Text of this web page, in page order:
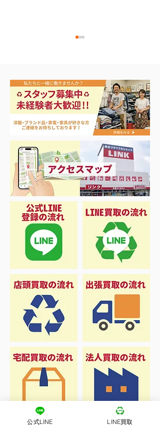
夏に向けて冷凍庫！大量
品揃え❗️
公式LINE LINE買取